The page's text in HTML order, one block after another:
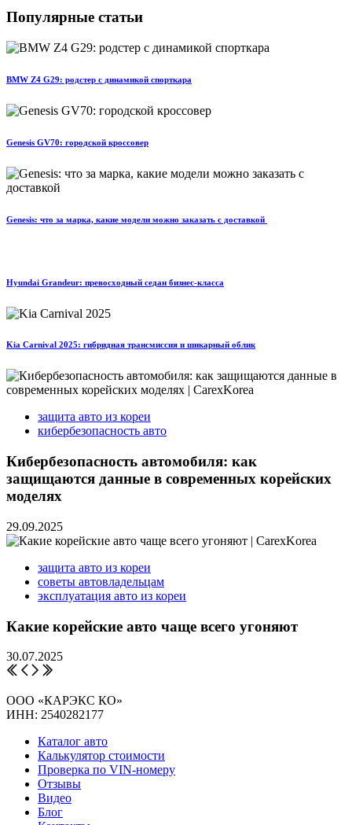
Популярные статьи
BMW Z4 G29: родстер с динамикой спорткара
Genesis GV70: городской кроссовер
Genesis: что за марка, какие модели можно заказать с доставкой
Hyundai Grandeur: превосходный седан бизнес-класса
Kia Carnival 2025: гибридная трансмиссия и шикарный облик
защита авто из кореи
кибербезопасность авто
Кибербезопасность автомобиля: как
защищаются данные в современных корейских
моделях
29.09.2025
защита авто из кореи
советы автовладельцам
эксплуатация авто из кореи
Какие корейские авто чаще всего угоняют
30.07.2025
ООО «КАРЭКС КО»
ИНН: 2540282177
Каталог авто
Калькулятор стоимости
Проверка по VIN-номеру
Отзывы
Видео
Блог